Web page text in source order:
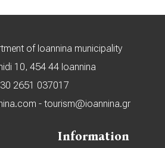
of Ioannina municipality
10, 454 44 Ioannina
2651 037017
- tourism@ioannina.gr
Information